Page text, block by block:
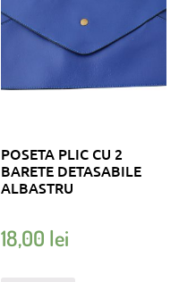
POSETA PLIC CU 2
BARETE DETASABILE
ALBASTRU
18,00 lei